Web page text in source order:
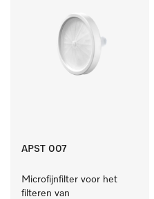
APST 007
Microfijnfilter voor het
filteren van